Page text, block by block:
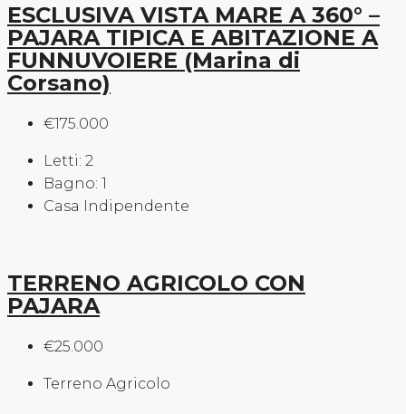
ESCLUSIVA VISTA MARE A 360° –
PAJARA TIPICA E ABITAZIONE A
FUNNUVOIERE (Marina di
Corsano)
€175.000
Letti: 2
Bagno: 1
Casa Indipendente
TERRENO AGRICOLO CON
PAJARA
€25.000
Terreno Agricolo